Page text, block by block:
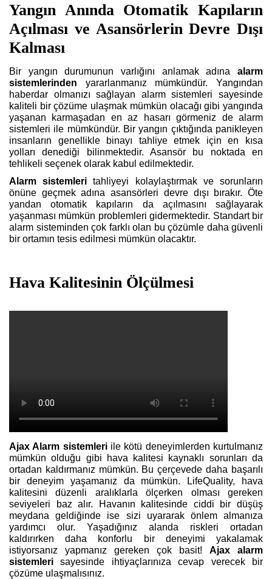
Yangın Anında Otomatik Kapıların
Açılması ve Asansörlerin Devre Dışı
Kalması
Bir yangın durumunun varlığını anlamak adına alarm
sistemlerinden yararlanmanız mümkündür. Yangından
haberdar olmanızı sağlayan alarm sistemleri sayesinde
kaliteli bir çözüme ulaşmak mümkün olacağı gibi yangında
yaşanan karmaşadan en az hasarı görmeniz de alarm
sistemleri ile mümkündür. Bir yangın çıktığında panikleyen
insanların genellikle binayı tahliye etmek için en kısa
yolları denediği bilinmektedir. Asansör bu noktada en
tehlikeli seçenek olarak kabul edilmektedir.
Alarm sistemleri tahliyeyi kolaylaştırmak ve sorunların
önüne geçmek adına asansörleri devre dışı bırakır. Öte
yandan otomatik kapıların da açılmasını sağlayarak
yaşanması mümkün problemleri gidermektedir. Standart bir
alarm sisteminden çok farklı olan bu çözümle daha güvenli
bir ortamın tesis edilmesi mümkün olacaktır.
Hava Kalitesinin Ölçülmesi
Ajax Alarm sistemleriile kötü deneyimlerden kurtulmanız
mümkün olduğu gibi hava kalitesi kaynaklı sorunları da
ortadan kaldırmanız mümkün. Bu çerçevede daha başarılı
bir deneyim yaşamanız da mümkün.
LifeQuality, hava
kalitesini düzenli aralıklarla ölçerken olması gereken
seviyeleri baz alır. Havanın kalitesinde ciddi bir düşüş
meydana geldiğinde ise sizi uyararak önlem almanıza
yardımcı olur. Yaşadığınız alanda riskleri ortadan
kaldırırken daha konforlu bir deneyimi yakalamak
istiyorsanız yapmanız gereken çok basit! Ajax alarm
sistemleri sayesinde ihtiyaçlarınıza cevap verecek bir
çözüme ulaşmalısınız.